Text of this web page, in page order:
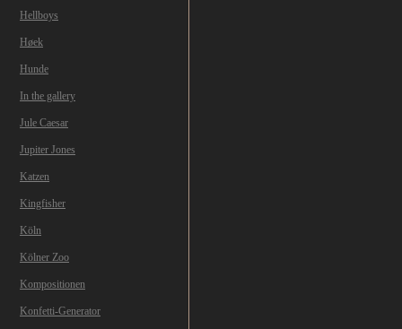
Hellboys
Høek
Hunde
In the gallery
Jule Caesar
Jupiter Jones
Katzen
Kingfisher
Köln
Kölner Zoo
Kompositionen
Konfetti-Generator